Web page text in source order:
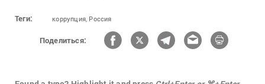
Теги: коррупция, Россия
Поделиться: